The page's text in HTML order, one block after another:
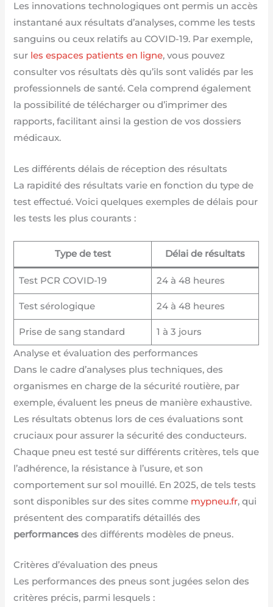
Les innovations technologiques ont permis un accès
instantané aux résultats d’analyses, comme les tests
sanguins ou ceux relatifs au COVID-19. Par exemple,
sur les espaces patients en ligne, vous pouvez
consulter vos résultats dès qu’ils sont validés par les
professionnels de santé. Cela comprend également
la possibilité de télécharger ou d’imprimer des
rapports, facilitant ainsi la gestion de vos dossiers
médicaux.
Les différents délais de réception des résultats
La rapidité des résultats varie en fonction du type de
test effectué. Voici quelques exemples de délais pour
les tests les plus courants :
Type de test Délai de résultats
Test PCR COVID-19 24 à 48 heures
Test sérologique 24 à 48 heures
Prise de sang standard
1 à 3 jours
Analyse et évaluation des performances
Dans le cadre d’analyses plus techniques, des
organismes en charge de la sécurité routière, par
exemple, évaluent les pneus de manière exhaustive.
Les résultats obtenus lors de ces évaluations sont
cruciaux pour assurer la sécurité des conducteurs.
Chaque pneu est testé sur différents critères, tels que
l’adhérence, la résistance à l’usure, et son
comportement sur sol mouillé. En 2025, de tels tests
sont disponibles sur des sites comme mypneu.fr, qui
présentent des comparatifs détaillés des
performances des différents modèles de pneus.
Critères d’évaluation des pneus
Les performances des pneus sont jugées selon des
critères précis, parmi lesquels :